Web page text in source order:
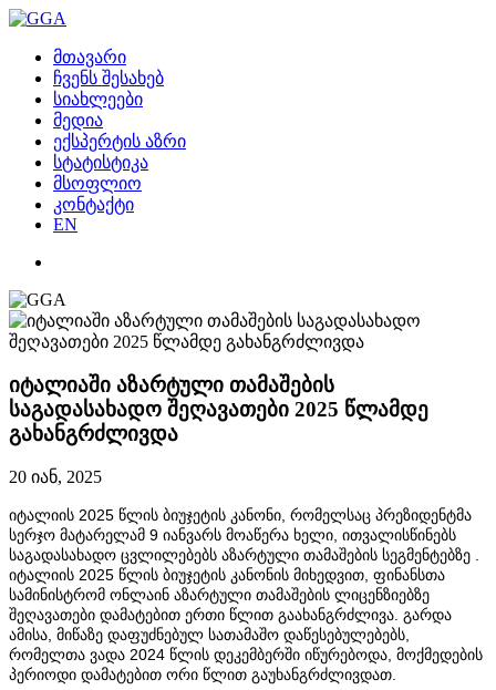
მთავარი
ჩვენს შესახებ
სიახლეები
მედია
ექსპერტის აზრი
სტატისტიკა
მსოფლიო
კონტაქტი
EN
იტალიაში აზარტული თამაშების
საგადასახადო შეღავათები 2025 წლამდე
გახანგრძლივდა
20 იან, 2025
იტალიის 2025 წლის ბიუჯეტის კანონი, რომელსაც პრეზიდენტმა
სერჯო მატარელამ 9 იანვარს მოაწერა ხელი, ითვალისწინებს
საგადასახადო ცვლილებებს აზარტული თამაშების სეგმენტებზე .
იტალიის 2025 წლის ბიუჯეტის კანონის მიხედვით, ფინანსთა
სამინისტრომ ონლაინ აზარტული თამაშების ლიცენზიებზე
შეღავათები დამატებით ერთი წლით გაახანგრძლივა. გარდა
ამისა, მიწაზე დაფუძნებულ სათამაშო დაწესებულებებს,
რომელთა ვადა 2024 წლის დეკემბერში იწურებოდა, მოქმედების
პერიოდი დამატებით ორი წლით გაუხანგრძლივდათ.